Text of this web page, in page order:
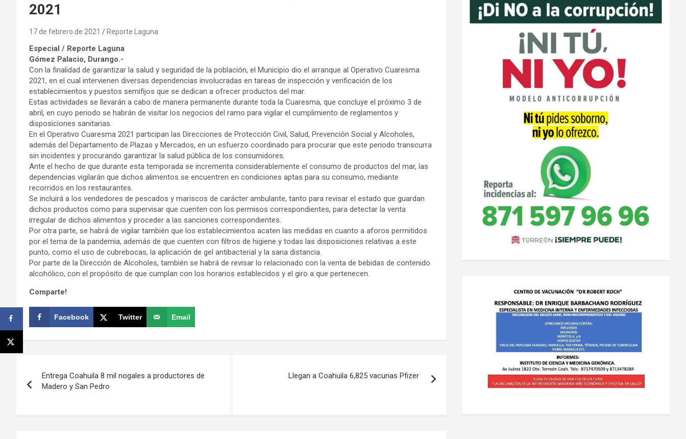
2021
17 de febrero de 2021 Reporte Laguna
Especial / Reporte Laguna
Gómez Palacio, Durango.-
Con la finalidad de garantizar la salud y seguridad de la población, el Municipio dio el arranque al Operativo Cuaresma
2021, en el cual intervienen diversas dependencias involucradas en tareas de inspección y verificación de los
establecimientos y puestos semifijos que se dedican a ofrecer productos del mar.
Estas actividades se llevarán a cabo de manera permanente durante toda la Cuaresma, que concluye el próximo 3 de
abril, en cuyo periodo se habrán de visitar los negocios del ramo para vigilar el cumplimiento de reglamentos y
disposiciones sanitarias.
En el Operativo Cuaresma 2021 participan las Direcciones de Protección Civil, Salud, Prevención Social y Alcoholes,
además del Departamento de Plazas y Mercados, en un esfuerzo coordinado para procurar que este periodo transcurra
sin incidentes y procurando garantizar la salud pública de los consumidores.
Ante el hecho de que durante esta temporada se incrementa considerablemente el consumo de productos del mar, las
dependencias vigilarán que dichos alimentos se encuentren en condiciones aptas para su consumo, mediante
recorridos en los restaurantes.
Se incluirá a los vendedores de pescados y mariscos de carácter ambulante, tanto para revisar el estado que guardan
dichos productos como para supervisar que cuenten con los permisos correspondientes, para detectar la venta
irregular de dichos alimentos y proceder a las sanciones correspondientes.
Por otra parte, se habrá de vigilar también que los establecimientos acaten las medidas en cuanto a aforos permitidos
por el tema de la pandemia, además de que cuenten con filtros de higiene y todas las disposiciones relativas a este
punto, como el uso de cubrebocas, la aplicación de gel antibacterial y la sana distancia.
Por parte de la Dirección de Alcoholes, también se habrá de revisar lo relacionado con la venta de bebidas de contenido
alcohólico, con el propósito de que cumplan con los horarios establecidos y el giro a que pertenecen.
Comparte!
Facebook Twitter Email
de
Entrega Coahuila 8 mil nogales a productores de
Madero y San Pedro
Llegan a Coahuila 6,825 vacunas Pfizer